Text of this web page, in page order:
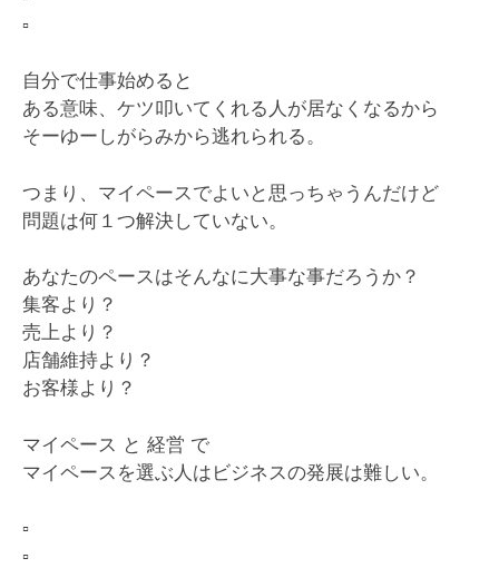
▫️
自分で仕事始めると
ある意味、ケツ叩いてくれる人が居なくなるから
そーゆーしがらみから逃れられる。
つまり、マイペースでよいと思っちゃうんだけど
問題は何１つ解決していない。
あなたのペースはそんなに大事な事だろうか？
集客より？
売上より？
店舗維持より？
お客様より？
マイペース と 経営 で
マイペースを選ぶ人はビジネスの発展は難しい。
▫️
▫️